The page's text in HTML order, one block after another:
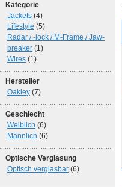
Kategorie
Jackets (4)
Lifestyle (5)
Radar / -lock / M-Frame / Jaw-
breaker (1)
Wires (1)
Hersteller
Oakley (7)
Geschlecht
Weiblich (6)
Männlich (6)
Optische Verglasung
Optisch verglasbar (6)